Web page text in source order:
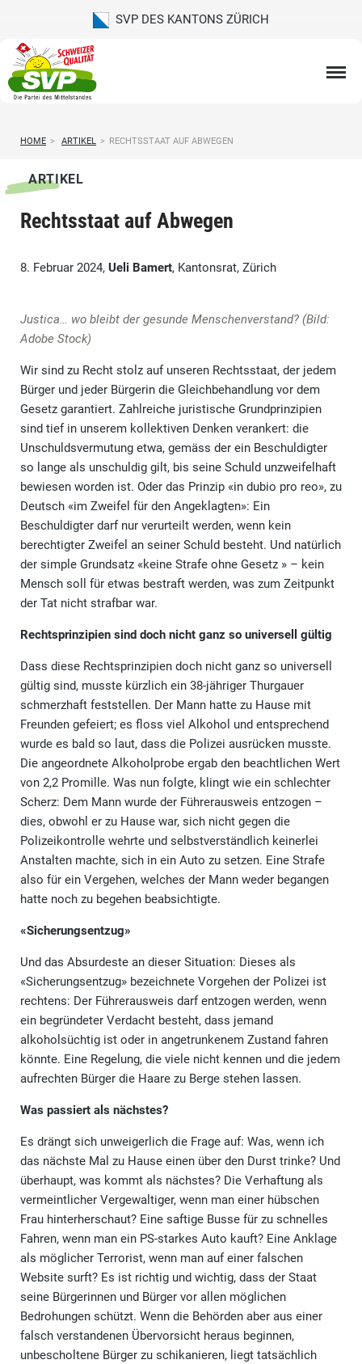
SVP DES KANTONS ZÜRICH
HOME > ARTIKEL > RECHTSSTAAT AUF ABWEGEN
ARTIKEL
Rechtsstaat auf Abwegen
8. Februar 2024, Ueli Bamert, Kantonsrat, Zürich
Justica… wo bleibt der gesunde Menschenverstand? (Bild:
Adobe Stock)
Wir sind zu Recht stolz auf unseren Rechtsstaat, der jedem
Bürger und jeder Bürgerin die Gleichbehandlung vor dem
Gesetz garantiert. Zahlreiche juristische Grundprinzipien
sind tief in unserem kollektiven Denken verankert: die
Unschuldsvermutung etwa, gemäss der ein Beschuldigter
so lange als unschuldig gilt, bis seine Schuld unzweifelhaft
bewiesen worden ist. Oder das Prinzip «in dubio pro reo», zu
Deutsch «im Zweifel für den Angeklagten»: Ein
Beschuldigter darf nur verurteilt werden, wenn kein
berechtigter Zweifel an seiner Schuld besteht. Und natürlich
der simple Grundsatz «keine Strafe ohne Gesetz » – kein
Mensch soll für etwas bestraft werden, was zum Zeitpunkt
der Tat nicht strafbar war.
Rechtsprinzipien sind doch nicht ganz so universell gültig
Dass diese Rechtsprinzipien doch nicht ganz so universell
gültig sind, musste kürzlich ein 38-jähriger Thurgauer
schmerzhaft feststellen. Der Mann hatte zu Hause mit
Freunden gefeiert; es floss viel Alkohol und entsprechend
wurde es bald so laut, dass die Polizei ausrücken musste.
Die angeordnete Alkoholprobe ergab den beachtlichen Wert
von 2,2 Promille. Was nun folgte, klingt wie ein schlechter
Scherz: Dem Mann wurde der Führerausweis entzogen –
dies, obwohl er zu Hause war, sich nicht gegen die
Polizeikontrolle wehrte und selbstverständlich keinerlei
Anstalten machte, sich in ein Auto zu setzen. Eine Strafe
also für ein Vergehen, welches der Mann weder begangen
hatte noch zu begehen beabsichtigte.
«Sicherungsentzug»
Und das Absurdeste an dieser Situation: Dieses als
«Sicherungsentzug» bezeichnete Vorgehen der Polizei ist
rechtens: Der Führerausweis darf entzogen werden, wenn
ein begründeter Verdacht besteht, dass jemand
alkoholsüchtig ist oder in angetrunkenem Zustand fahren
könnte. Eine Regelung, die viele nicht kennen und die jedem
aufrechten Bürger die Haare zu Berge stehen lassen.
Was passiert als nächstes?
Es drängt sich unweigerlich die Frage auf: Was, wenn ich
das nächste Mal zu Hause einen über den Durst trinke? Und
überhaupt, was kommt als nächstes? Die Verhaftung als
vermeintlicher Vergewaltiger, wenn man einer hübschen
Frau hinterherschaut? Eine saftige Busse für zu schnelles
Fahren, wenn man ein PS-starkes Auto kauft? Eine Anklage
als möglicher Terrorist, wenn man auf einer falschen
Website surft? Es ist richtig und wichtig, dass der Staat
seine Bürgerinnen und Bürger vor allen möglichen
Bedrohungen schützt. Wenn die Behörden aber aus einer
falsch verstandenen Übervorsicht heraus beginnen,
unbescholtene Bürger zu schikanieren, liegt tatsächlich